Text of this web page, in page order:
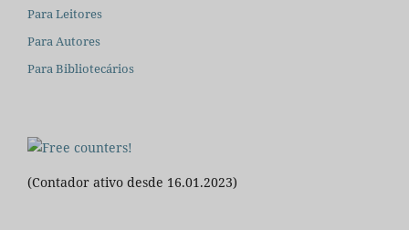
Para Leitores
Para Autores
Para Bibliotecários
(Contador ativo desde 16.01.2023)